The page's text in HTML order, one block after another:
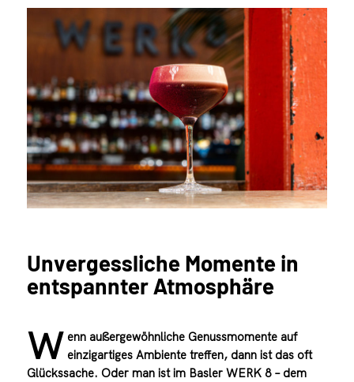
Unvergessliche Momente in
entspannter Atmosphäre
W enn außergewöhnliche Genussmomente auf
einzigartiges Ambiente treffen, dann ist das oft
Glückssache. Oder man ist im Basler WERK 8 – dem